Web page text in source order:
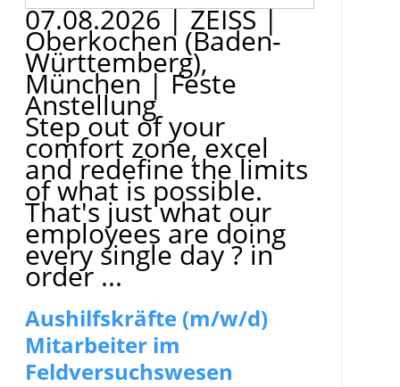
07.08.2026|ZEISS|
Oberkochen (Baden-
Württemberg),
München|Feste
Anstellung
Step out of your
comfort zone, excel
and redefine the limits
of what is possible.
That's just what our
employees are doing
every single day ? in
order ...
Aushilfskräfte (m/w/d)
Mitarbeiter im
Feldversuchswesen